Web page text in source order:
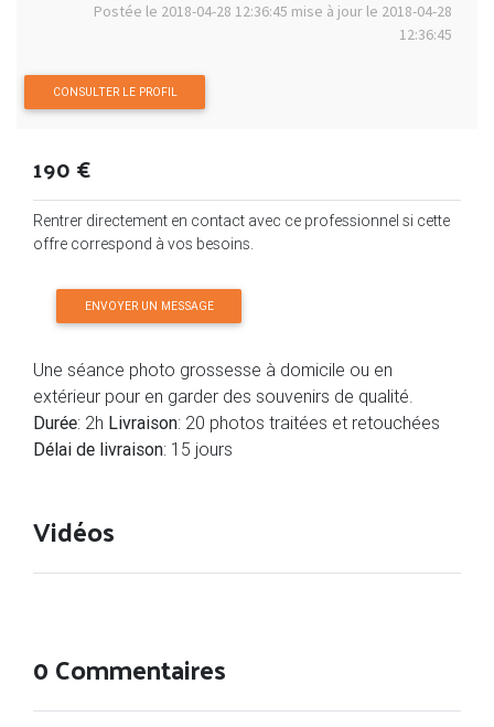
Postée le 2018-04-28 12:36:45 mise à jour le 2018-04-28
12:36:45
CONSULTER LE PROFIL
190 €
Rentrer directement en contact avec ce professionnel si cette
offre correspond à vos besoins.
ENVOYER UN MESSAGE
Une séance photo grossesse à domicile ou en
extérieur pour en garder des souvenirs de qualité.
Durée: 2h Livraison: 20 photos traitées et retouchées
Délai de livraison: 15 jours
Vidéos
0 Commentaires